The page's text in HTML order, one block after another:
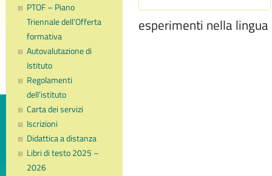
PTOF – Piano
Triennale dell’Offerta
formativa
Autovalutazione di
Istituto
Regolamenti
dell’istituto
Carta dei servizi
Iscrizioni
Didattica a distanza
Libri di testo 2025 –
2026
esperimenti nella